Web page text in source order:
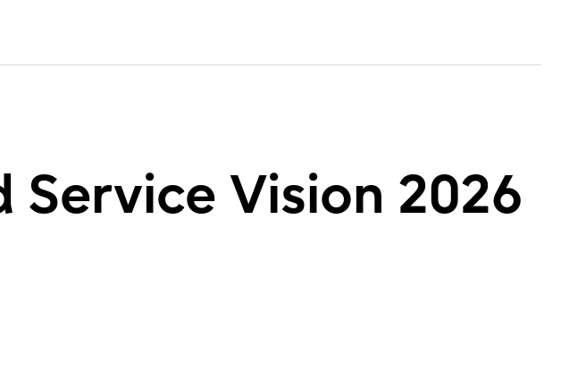
Service Vision 2026